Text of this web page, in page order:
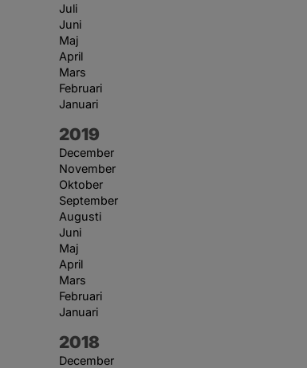
Juli
Juni
Maj
April
Mars
Februari
Januari
År:
2019
December
November
Oktober
September
Augusti
Juni
Maj
April
Mars
Februari
Januari
År:
2018
December